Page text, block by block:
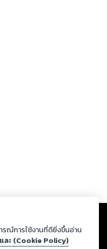
และปรากฏว่าละเมิดสิทธิใน
หมายและศีลธรรม ดังนั้น ผู้อ่าน
วยตนเอง และหากท่านพบว่าส่วน
รณ์การใช้งานที่ดียิ่งขึ้นอ่าน
ละ (Cookie Policy)